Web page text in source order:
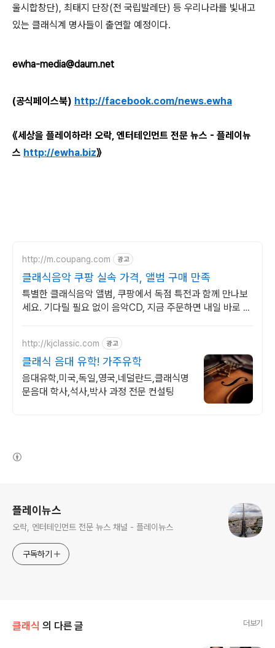
울시합창단), 최태지 단장(전 국립발레단) 등 우리나라를 빛내고
있는 클래식계 명사들이 출연할 예정이다.
ewha-media@daum.net
(공식페이스북) http://facebook.com/news.ewha
《세상을 플레이하라! 오락, 엔터테인먼트 전문 뉴스 - 플레이뉴
스 http://ewha.biz》
http://m.coupang.com 광고
클래식음악 쿠팡 실속 가격, 앨범 구매 만족
특별한 클래식음악 앨범, 쿠팡에서 독점 특전과 함께 만나보
세요. 기다릴 필요 없이 음악CD, 지금 주문하면 내일 바로 도
http://kjclassic.com 광고
클래식 음대 유학! 가주유학
음대유학,미국,독일,영국,네덜란드,클래식명
문음대 학사,석사,박사 과정 전문 컨설팅
플레이뉴스
오락, 엔터테인먼트 전문 뉴스 채널 - 플레이뉴스
구독하기
클래식 의 다른 글 더보기